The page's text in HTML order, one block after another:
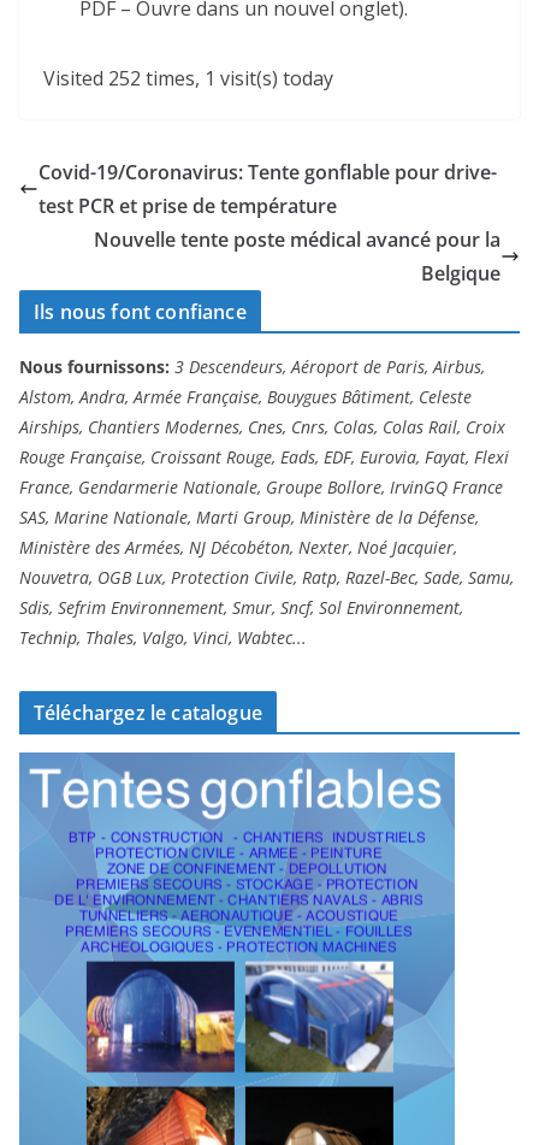
PDF – Ouvre dans un nouvel onglet).
Visited 252 times, 1 visit(s) today
Covid-19/Coronavirus: Tente gonflable pour drive-
test PCR et prise de température
Nouvelle tente poste médical avancé pour la
Belgique
Ils nous font confiance
Nous fournissons: 3 Descendeurs, Aéroport de Paris, Airbus,
Alstom, Andra, Armée Française, Bouygues Bâtiment, Celeste
Airships, Chantiers Modernes, Cnes, Cnrs, Colas, Colas Rail, Croix
Rouge Française, Croissant Rouge, Eads, EDF, Eurovia, Fayat, Flexi
France, Gendarmerie Nationale, Groupe Bollore, IrvinGQ France
SAS, Marine Nationale, Marti Group, Ministère de la Défense,
Ministère des Armées, NJ Décobéton, Nexter, Noé Jacquier,
Nouvetra, OGB Lux, Protection Civile, Ratp, Razel-Bec, Sade, Samu,
Sdis, Sefrim Environnement, Smur, Sncf, Sol Environnement,
Technip, Thales, Valgo, Vinci, Wabtec...
Téléchargez le catalogue